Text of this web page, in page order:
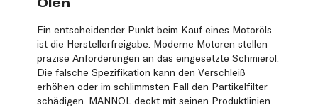
Ein entscheidender Punkt beim Kauf eines Motoröls
ist die Herstellerfreigabe. Moderne Motoren stellen
präzise Anforderungen an das eingesetzte Schmieröl.
Die falsche Spezifikation kann den Verschleiß
erhöhen oder im schlimmsten Fall den Partikelfilter
schädigen. MANNOL deckt mit seinen Produktlinien